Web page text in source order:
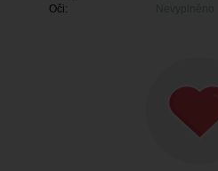
Oči: